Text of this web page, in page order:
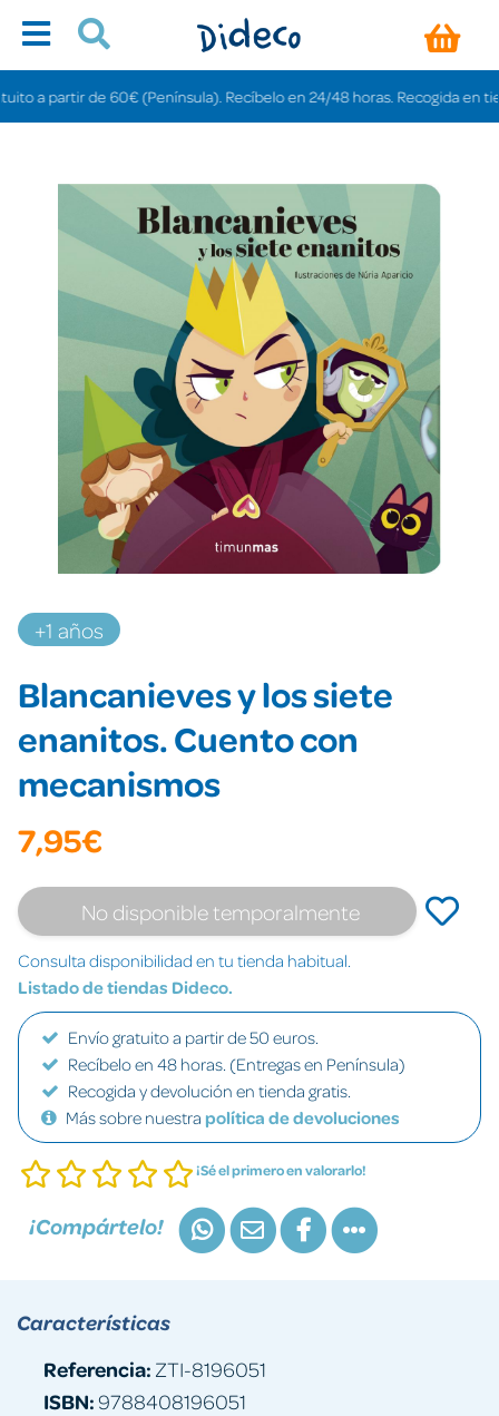
partir de 60€ (Península). Recíbelo en 24/48 horas. Recogida en tiendas
+1 años
Blancanieves y los siete
enanitos. Cuento con
mecanismos
7,95€
No disponible temporalmente
Consulta disponibilidad en tu tienda habitual.
Listado de tiendas Dideco.
Envío gratuito a partir de 50 euros.
Recíbelo en 48 horas. (Entregas en Península)
Recogida y devolución en tienda gratis.
Más sobre nuestra política de devoluciones
¡Sé el primero en valorarlo!
¡Compártelo!
Características
Referencia: ZTI-8196051
ISBN:9788408196051